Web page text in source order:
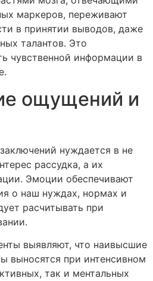
маркеров, переживают
в принятии выводов, даже
талантов. Это
чувственной информации в
ощущений и
нуждается в не
рассудка, а их
Эмоции обеспечивают
о наш нуждах, нормах и
расчитывать при
выявляют, что наивысшие
выносятся при интенсивном
так и ментальных